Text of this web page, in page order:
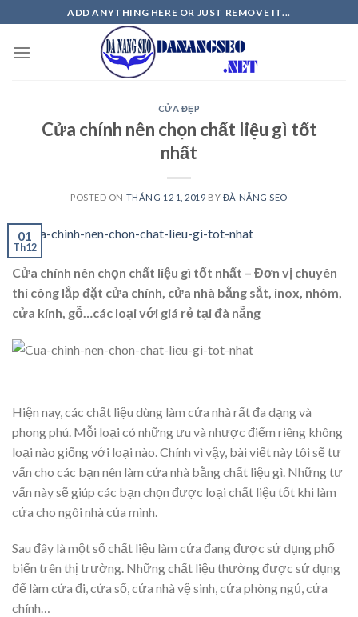
to
content
ADD ANYTHING HERE OR JUST REMOVE IT...
CỬA ĐẸP
Cửa chính nên chọn chất liệu gì tốt
nhất
POSTED ON THÁNG 12 1, 2019 BY ĐÀ NẴNG SEO
01
Th12
Cửa chính nên chọn chất liệu gì tốt nhất – Đơn vị chuyên
thi công lắp đặt cửa chính, cửa nhà bằng sắt, inox, nhôm,
cửa kính, gỗ…các loại với giá rẻ tại đà nẵng
Hiện nay, các chất liệu dùng làm cửa nhà rất đa dạng và
phong phú. Mỗi loại có những ưu và nhược điểm riêng không
loại nào giống với loại nào. Chính vì vậy, bài viết này tôi sẽ tư
vấn cho các bạn nên làm cửa nhà bằng chất liệu gì. Những tư
vấn này sẽ giúp các bạn chọn được loại chất liệu tốt khi làm
cửa cho ngôi nhà của mình.
Sau đây là một số chất liệu làm cửa đang được sử dụng phổ
biến trên thị trường. Những chất liệu thường được sử dụng
để làm cửa đi, cửa sổ, cửa nhà vệ sinh, cửa phòng ngủ, cửa
chính…